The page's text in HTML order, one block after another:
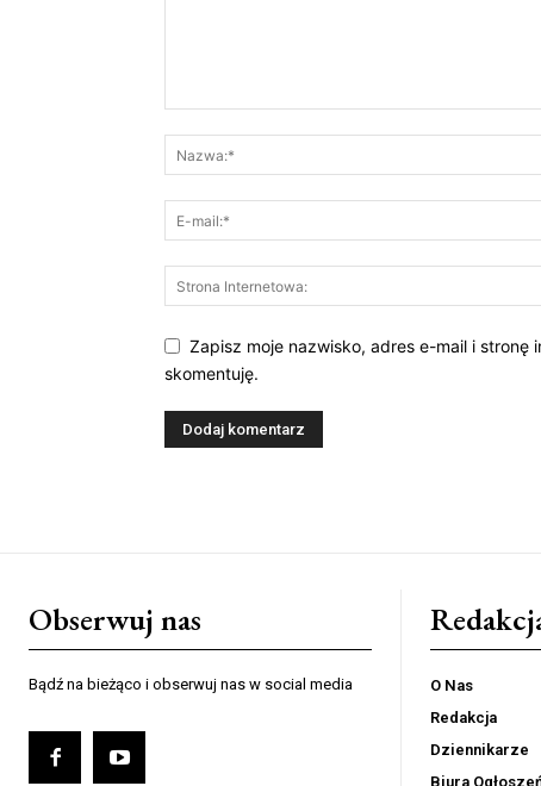
Zapisz moje nazwisko, adres e-mail i
skomentuję.
Obserwuj nas
Bądź na bieżąco i obserwuj nas w social media
O Nas
Redakcja
Dziennikarze
Biura